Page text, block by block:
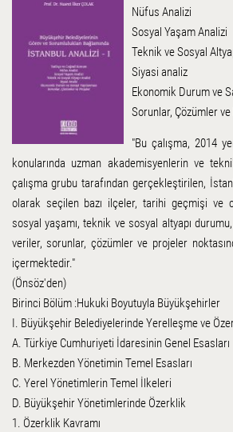
Nüfus Analizi
Sosyal Yaşam Analizi
Teknik ve Sosyal
Siyasi analiz
Ekonomik Durum ve
Sorunlar, Çözümler
"Bu çalışma, 2014
konularında uzman akademisyenlerin ve
çalışma grubu tarafından gerçekleştirilen,
olarak seçilen bazı ilçeler, tarihi geçmişi ve
sosyal yaşamı, teknik ve sosyal altyapı
veriler, sorunlar, çözümler ve projeler
içermektedir."
(Önsöz'den)
Birinci Bölüm :Hukuki Boyutuyla Büyükşehirler
I. Büyükşehir Belediyelerinde Yerelleşme ve
A. Türkiye Cumhuriyeti İdaresinin Genel Esasları
B. Merkezden Yönetimin Temel Esasları
C. Yerel Yönetimlerin Temel İlkeleri
D. Büyükşehir Yönetimlerinde Özerklik
1. Özerklik Kavramı